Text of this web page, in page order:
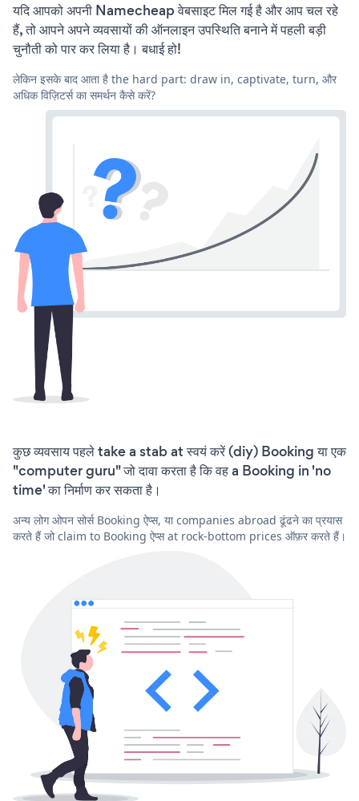
यदि आपको अपनी Namecheap वेबसाइट मिल गई है और आप चल रहे
हैं, तो आपने अपने व्यवसायों की ऑनलाइन उपस्थिति बनाने में पहली बड़ी
चुनौती को पार कर लिया है। बधाई हो!
लेकिन इसके बाद आता है the hard part: draw in, captivate, turn, और
अधिक विज़िटर्स का समर्थन कैसे करें?
कुछ व्यवसाय पहले take a stab at स्वयं करें (diy) Booking या एक
"computer guru" जो दावा करता है कि वह a Booking in 'no
time' का निर्माण कर सकता है।
अन्य लोग ओपन सोर्स Booking ऐप्स, या companies abroad ढूंढने का प्रयास
करते हैं जो claim to Booking ऐप्स at rock-bottom prices ऑफ़र करते हैं।